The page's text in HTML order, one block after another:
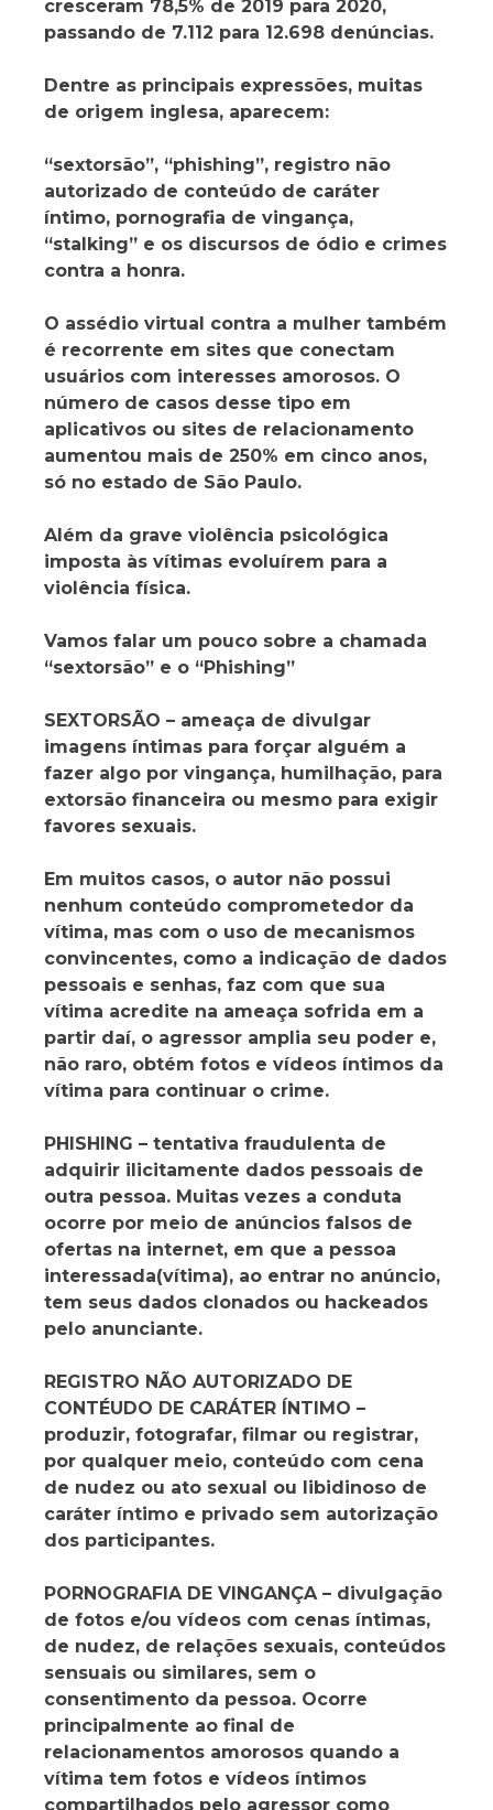
cresceram 78,5% de 2019 para 2020,
passando de 7.112 para 12.698 denúncias.
Dentre as principais expressões, muitas
de origem inglesa, aparecem:
“sextorsão”, “phishing”, registro não
autorizado de conteúdo de caráter
íntimo, pornografia de vingança,
“stalking” e os discursos de ódio e crimes
contra a honra.
O assédio virtual contra a mulher também
é recorrente em sites que conectam
usuários com interesses amorosos. O
número de casos desse tipo em
aplicativos ou sites de relacionamento
aumentou mais de 250% em cinco anos,
só no estado de São Paulo.
Além da grave violência psicológica
imposta às vítimas evoluírem para a
violência física.
Vamos falar um pouco sobre a chamada
“sextorsão” e o “Phishing”
SEXTORSÃO – ameaça de divulgar
imagens íntimas para forçar alguém a
fazer algo por vingança, humilhação, para
extorsão financeira ou mesmo para exigir
favores sexuais.
Em muitos casos, o autor não possui
nenhum conteúdo comprometedor da
vítima, mas com o uso de mecanismos
convincentes, como a indicação de dados
pessoais e senhas, faz com que sua
vítima acredite na ameaça sofrida em a
partir daí, o agressor amplia seu poder e,
não raro, obtém fotos e vídeos íntimos da
vítima para continuar o crime.
PHISHING – tentativa fraudulenta de
adquirir ilicitamente dados pessoais de
outra pessoa. Muitas vezes a conduta
ocorre por meio de anúncios falsos de
ofertas na internet, em que a pessoa
interessada(vítima), ao entrar no anúncio,
tem seus dados clonados ou hackeados
pelo anunciante.
REGISTRO NÃO AUTORIZADO DE
CONTÉUDO DE CARÁTER ÍNTIMO –
produzir, fotografar, filmar ou registrar,
por qualquer meio, conteúdo com cena
de nudez ou ato sexual ou libidinoso de
caráter íntimo e privado sem autorização
dos participantes.
PORNOGRAFIA DE VINGANÇA – divulgação
de fotos e/ou vídeos com cenas íntimas,
de nudez, de relações sexuais, conteúdos
sensuais ou similares, sem o
consentimento da pessoa. Ocorre
principalmente ao final de
relacionamentos amorosos quando a
vítima tem fotos e vídeos íntimos
compartilhados pelo agressor como